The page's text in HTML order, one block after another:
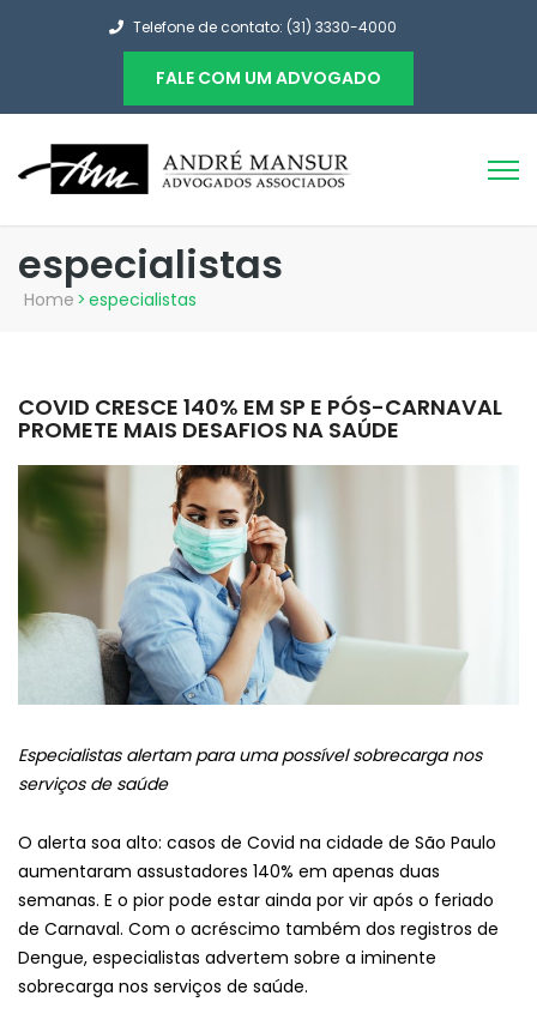
Telefone de contato: (31) 3330-4000
FALE COM UM ADVOGADO
especialistas
Home > especialistas
COVID CRESCE 140% EM SP E PÓS-CARNAVAL
PROMETE MAIS DESAFIOS NA SAÚDE
Especialistas alertam para uma possível sobrecarga nos
serviços de saúde
O alerta soa alto: casos de Covid na cidade de São Paulo
aumentaram assustadores 140% em apenas duas
semanas. E o pior pode estar ainda por vir após o feriado
de Carnaval. Com o acréscimo também dos registros de
Dengue, especialistas advertem sobre a iminente
sobrecarga nos serviços de saúde.